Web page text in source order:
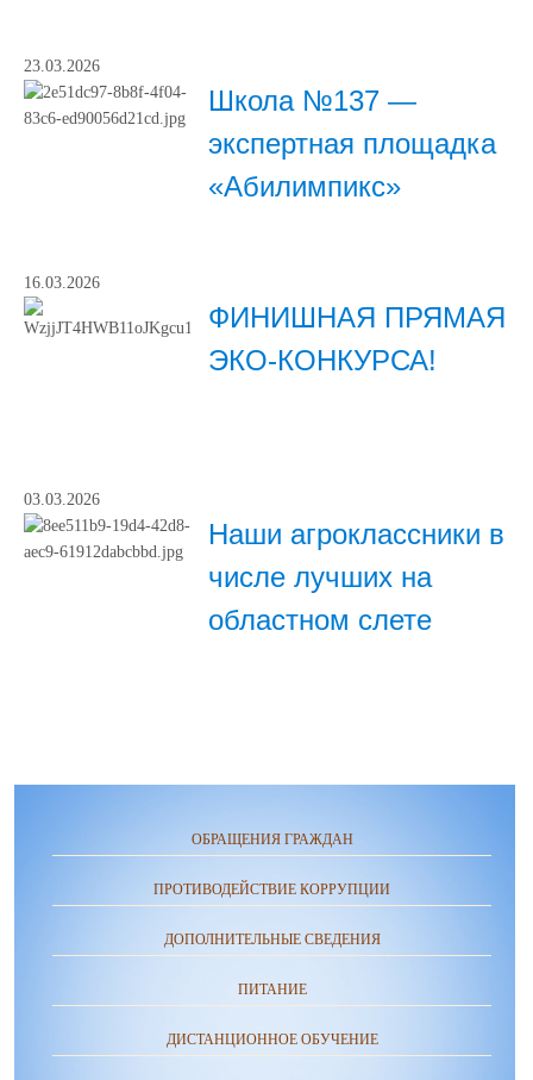
23.03.2026
Школа №137 —
экспертная площадка
«Абилимпикс»
16.03.2026
ФИНИШНАЯ ПРЯМАЯ
ЭКО-КОНКУРСА!
03.03.2026
Наши агроклассники в
числе лучших на
областном слете
ОБРАЩЕНИЯ ГРАЖДАН
ПРОТИВОДЕЙСТВИЕ КОРРУПЦИИ
ДОПОЛНИТЕЛЬНЫЕ СВЕДЕНИЯ
ПИТАНИЕ
ДИСТАНЦИОННОЕ ОБУЧЕНИЕ